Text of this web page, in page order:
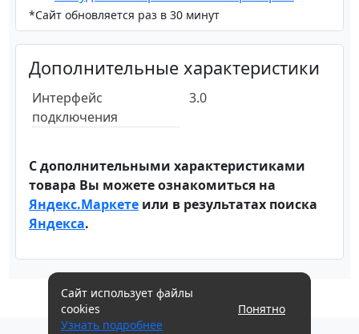
*Сайт обновляется раз в 30 минут
Дополнительные характеристики
Интерфейс
подключения
3.0
С дополнительными характеристиками
товара Вы можете ознакомиться на
Яндекс.Маркете или в результатах поиска
Яндекса.
Сайт использует файлы
cookies
Узнать подробнее
Понятно